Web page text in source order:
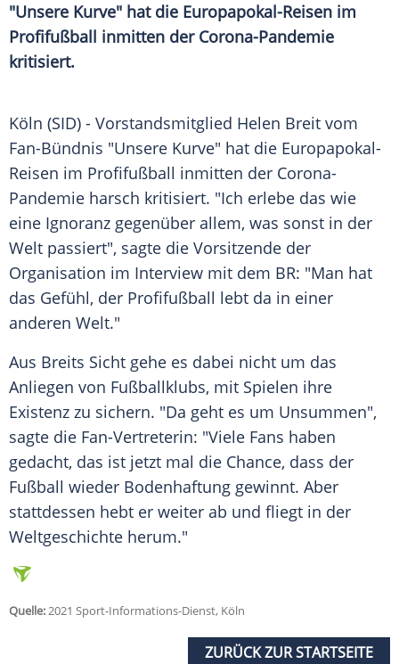
"Unsere Kurve" hat die Europapokal-Reisen im
Profifußball inmitten der Corona-Pandemie
kritisiert.
Köln (SID) - Vorstandsmitglied Helen Breit vom
Fan-Bündnis "Unsere Kurve" hat die Europapokal-
Reisen im Profifußball inmitten der Corona-
Pandemie harsch kritisiert. "Ich erlebe das wie
eine Ignoranz gegenüber allem, was sonst in der
Welt passiert", sagte die Vorsitzende der
Organisation im Interview mit dem BR: "Man hat
das Gefühl, der Profifußball lebt da in einer
anderen Welt."
Aus Breits Sicht gehe es dabei nicht um das
Anliegen von Fußballklubs, mit Spielen ihre
Existenz zu sichern. "Da geht es um Unsummen",
sagte die Fan-Vertreterin: "Viele Fans haben
gedacht, das ist jetzt mal die Chance, dass der
Fußball wieder Bodenhaftung gewinnt. Aber
stattdessen hebt er weiter ab und fliegt in der
Weltgeschichte herum."
Quelle:2021 Sport-Informations-Dienst, Köln
ZURÜCK ZUR STARTSEITE